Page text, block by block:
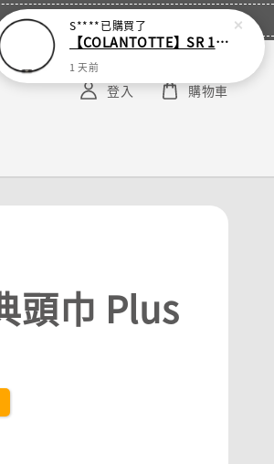
登入 購物車
頭巾 Plus
S****已購買了
【COLANTOTTE】SR 140 NEXT 運動機能磁石項圈
1 天前